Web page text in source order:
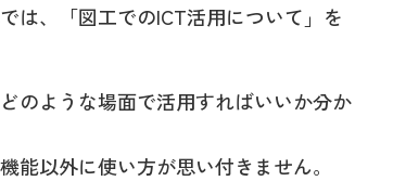
は、「図工でのICT活用について」を
のような場面で活用すればいいか分か
以外に使い方が思い付きません。